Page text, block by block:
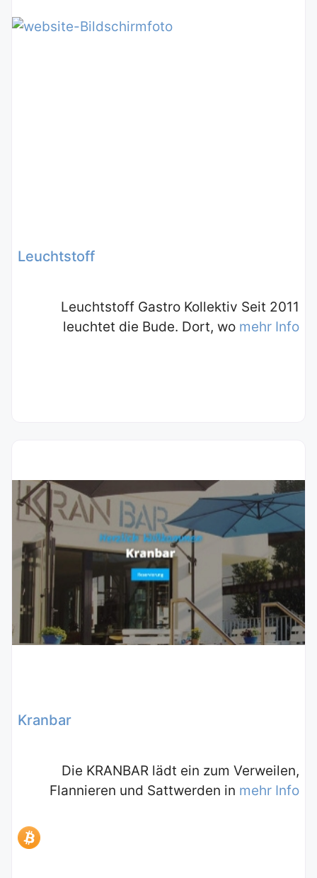
Leuchtstoff
Leuchtstoff Gastro Kollektiv Seit 2011
leuchtet die Bude. Dort, wo mehr Info
Kranbar
Die KRANBAR lädt ein zum Verweilen,
Flannieren und Sattwerden in mehr Info